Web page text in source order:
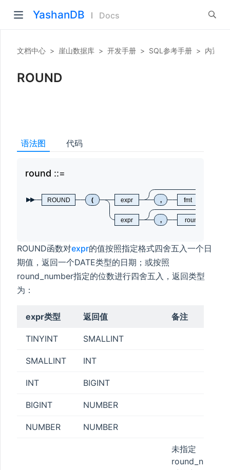
YashanDB Docs
文档中心 > 崖山数据库 > 开发手册 > SQL参考手册 > 内置函
ROUND
语法图 代码
round
ROUND ( expr , fmt
expr , round_number
ROUND函数对expr的值按照指定格式四舍五入一个日
期值，返回一个DATE类型的日期；或按照
round_number指定的位数进行四舍五入，返回类型
为：
expr类型 返回值 备注
TINYINT SMALLINT
SMALLINT INT
INT BIGINT
BIGINT NUMBER
NUMBER NUMBER
未指定
round_number